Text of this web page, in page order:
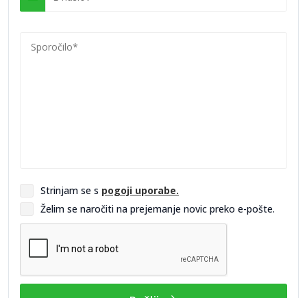
dolgoročen proces,
analizo ključnih
besed ter pripravo kakovostnih vsebin.
Poleg tega izvajajo tudi optimizacijo obstoječih spletnih strani
in spletnih trgovin. S tem izboljšujejo uporabniško izkušnjo,
hitrost delovanja in strukturo strani, kar vodi do boljših
rezultatov. Podjetjem pomagajo izkoristiti potencial njihove
spletne prisotnosti in jo nadgraditi v učinkovit prodajni kanal.
Strinjam se s pogoji uporabe.
Želim se naročiti na prejemanje novic preko e-pošte.